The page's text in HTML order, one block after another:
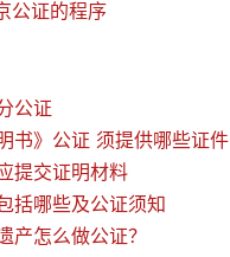
公证的程序
公证
书》公证 须提供哪些证件
提交证明材料
括哪些及公证须知
产怎么做公证？